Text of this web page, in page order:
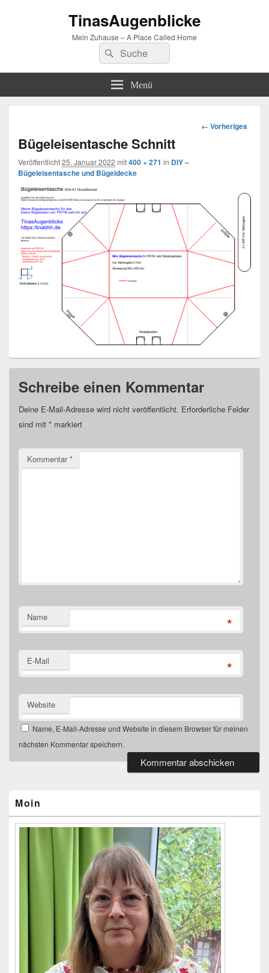
TinasAugenblicke
Mein Zuhause – A Place Called Home
Suchen
nach:
Suchen
Menü
Bilder-
← Vorheriges
Bügeleisentasche Schnitt
Veröffentlicht25. Januar 2022 mit400 × 271 in DIY –
Bügeleisentasche und Bügeldecke
Schreibe einen Kommentar
Deine E-Mail-Adresse wird nicht veröffentlicht. Erforderliche Felder
sind mit * markiert
Kommentar*
Name *
E-Mail *
Website
Name, E-Mail-Adresse und Website in diesem Browser für meinen
nächsten Kommentar speichern.
Widgetbereich
Moin